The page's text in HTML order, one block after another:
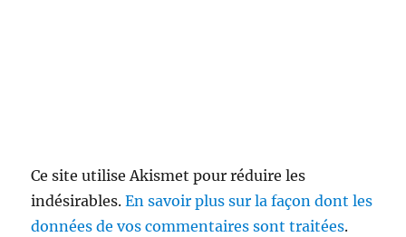
Ce site utilise Akismet pour réduire les
indésirables.En savoir plus sur la façon dont les
données de vos commentaires sont traitées.